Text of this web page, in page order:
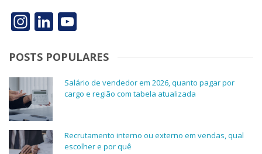
Instagram
LinkedIn
POSTS POPULARES
Salário de vendedor em 2026, quanto pagar por
cargo e região com tabela atualizada
Recrutamento interno ou externo em vendas, qual
escolher e por quê